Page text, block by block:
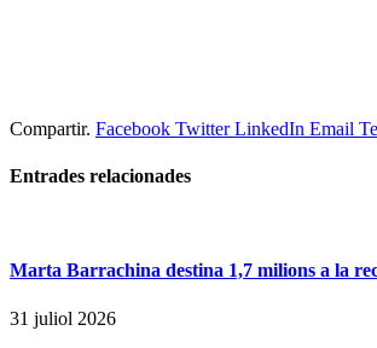
Compartir. Facebook Twitter LinkedIn Email
Entrades relacionades
Marta Barrachina destina 1,7 milions a la
31 juliol 2026